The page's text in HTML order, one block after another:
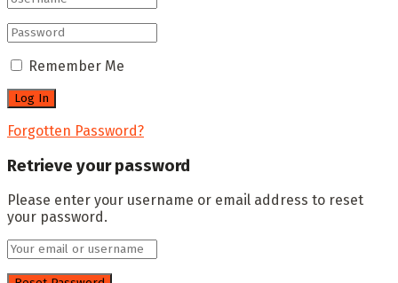
Remember Me
Forgotten Password?
Retrieve your password
Please enter your username or email address to reset
your password.